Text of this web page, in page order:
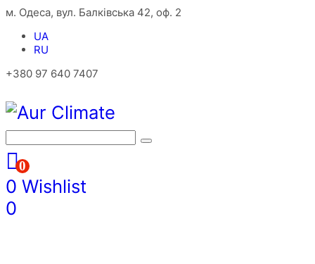
м. Одеса, вул. Балківська 42, оф. 2
UA
RU
+380 97 640 7407
0
0 Wishlist
0